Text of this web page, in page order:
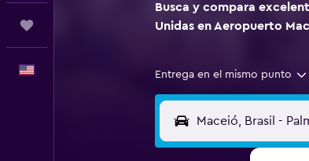
Busca y compara
Unidas en Aeropuerto
Entrega en el mismo punto